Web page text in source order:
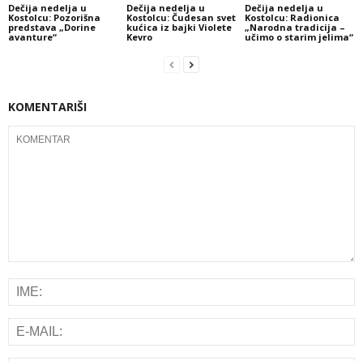
Dečija nedelja u
Kostolcu: Pozorišna
predstava „Dorine
avanture“
Dečija nedelja u
Kostolcu: Čudesan svet
kućica iz bajki Violete
Kevro
Dečija nedelja u
Kostolcu: Radionica
„Narodna tradicija –
učimo o starim jelima“
KOMENTARIŠI